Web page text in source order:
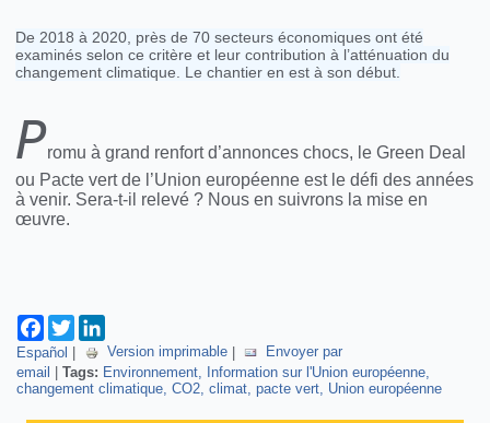
De 2018 à 2020, près de 70 secteurs économiques ont été
examinés selon ce critère et leur contribution à l’atténuation du
changement climatique. Le chantier en est à son début.
Promu à grand renfort d’annonces chocs, le Green Deal
ou Pacte vert de l’Union européenne est le défi des années
à venir. Sera-t-il relevé ? Nous en suivrons la mise en
œuvre.
Facebook
Twitter
Español | Version imprimable|
Envoyer par
email
|Tags: Environnement
Information sur l'Union européenne
changement climatique CO2 climat pacte vert Union européenne